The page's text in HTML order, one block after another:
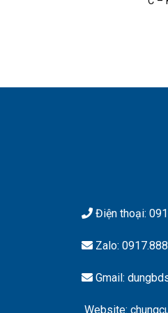
Điện thoại:
Zalo:
Gmail:
Website: